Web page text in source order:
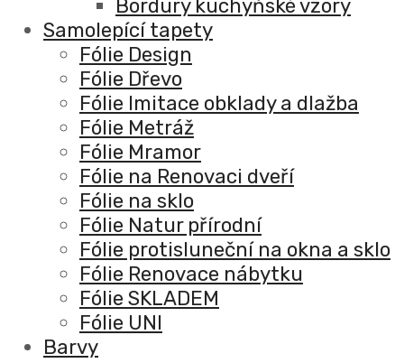
Bordury kuchyňské vzory
Samolepící tapety
Fólie Design
Fólie Dřevo
Fólie Imitace obklady a dlažba
Fólie Metráž
Fólie Mramor
Fólie na Renovaci dveří
Fólie na sklo
Fólie Natur přírodní
Fólie protisluneční na okna a sklo
Fólie Renovace nábytku
Fólie SKLADEM
Fólie UNI
Barvy